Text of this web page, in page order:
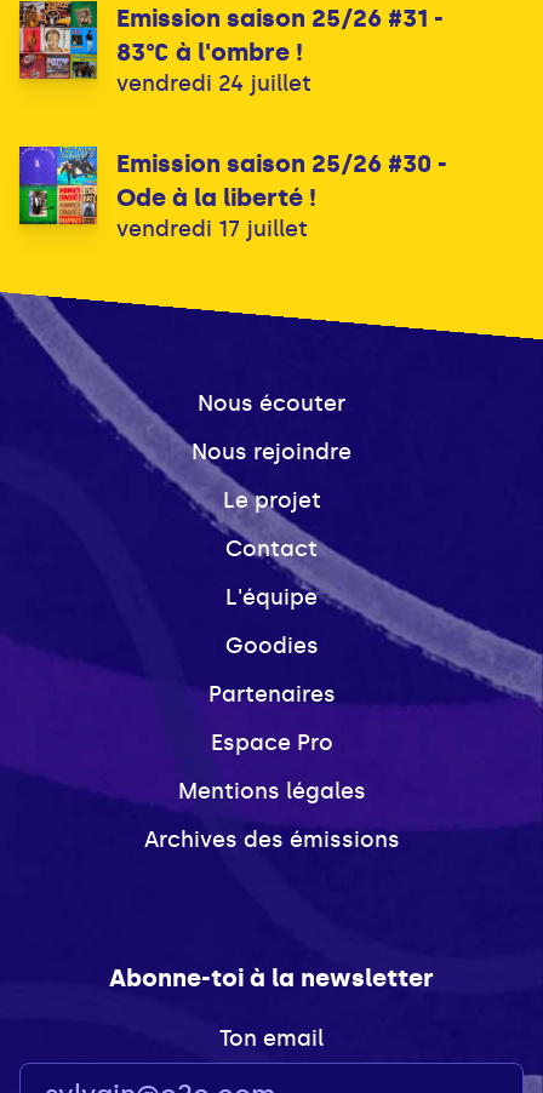
Emission saison 25/26 #31 -
83°C à l'ombre !
vendredi 24 juillet
Emission saison 25/26 #30 -
Ode à la liberté !
vendredi 17 juillet
Nous écouter
Nous rejoindre
Le projet
Contact
L'équipe
Goodies
Partenaires
Espace Pro
Mentions légales
Archives des émissions
Abonne-toi à la newsletter
Ton email